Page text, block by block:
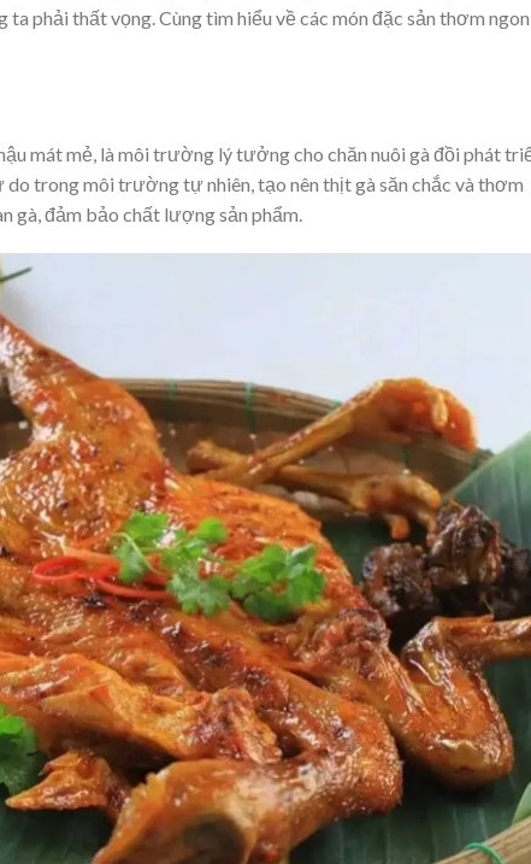
ta phải thất vọng. Cùng tìm hiểu về các món đặc sản thơm ngon
mát mẻ, là môi trường lý tưởng cho chăn nuôi gà đồi phát
trong môi trường tự nhiên, tạo nên thịt gà săn chắc và thơm
gà, đảm bảo chất lượng sản phẩm.